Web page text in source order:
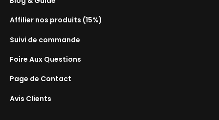
Affilier nos produits (15%)
Suivi de commande
Foire Aux Questions
Page de Contact
Avis Clients